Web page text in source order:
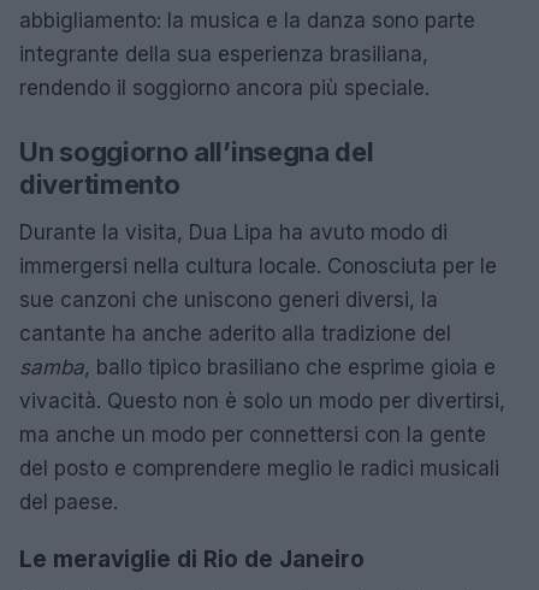
abbigliamento: la musica e la danza sono parte
integrante della sua esperienza brasiliana,
rendendo il soggiorno ancora più speciale.
Un soggiorno all’insegna del
divertimento
Durante la visita, Dua Lipa ha avuto modo di
immergersi nella cultura locale. Conosciuta per le
sue canzoni che uniscono generi diversi, la
cantante ha anche aderito alla tradizione del
samba, ballo tipico brasiliano che esprime gioia e
vivacità. Questo non è solo un modo per divertirsi,
ma anche un modo per connettersi con la gente
del posto e comprendere meglio le radici musicali
del paese.
Le meraviglie di Rio de Janeiro